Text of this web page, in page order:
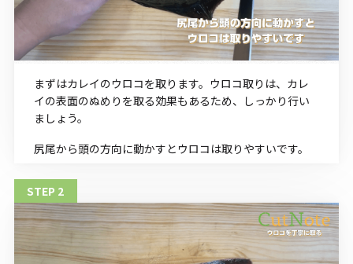
まずはカレイのウロコを取ります。ウロコ取りは、カレ
イの表面のぬめりを取る効果もあるため、しっかり行い
ましょう。
尻尾から頭の方向に動かすとウロコは取りやすいです。